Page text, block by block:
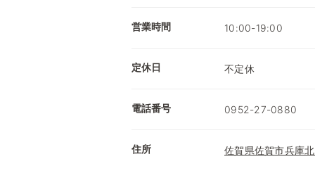
営業時間 10:00-19:00
定休日 不定休
電話番号 0952-27-0880
住所 佐賀県佐賀市兵庫